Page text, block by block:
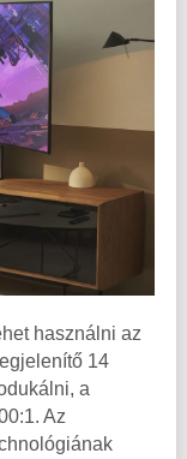
használni az
14
a
Az